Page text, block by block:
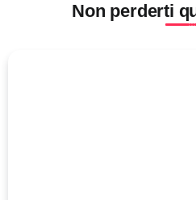
Non perderti